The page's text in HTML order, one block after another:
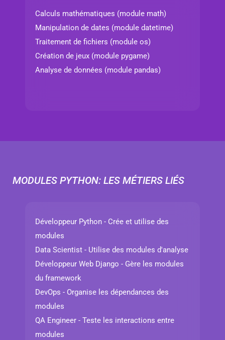
Calculs mathématiques (module math)
Manipulation de dates (module datetime)
Traitement de fichiers (module os)
Création de jeux (module pygame)
Analyse de données (module pandas)
MODULES PYTHON: LES MÉTIERS LIÉS
Développeur Python - Crée et utilise des
modules
Data Scientist - Utilise des modules d'analyse
Développeur Web Django - Gère les modules
du framework
DevOps - Organise les dépendances des
modules
QA Engineer - Teste les interactions entre
modules